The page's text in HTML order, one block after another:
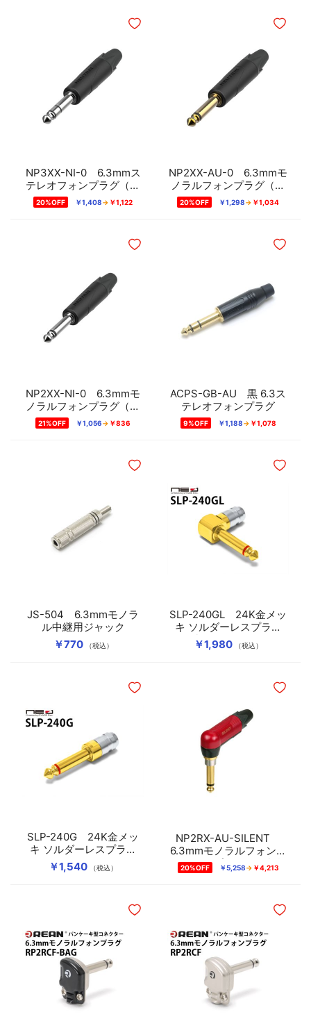
20%OFF ￥1,408 ￥1,122
NP3XX-NI-0 6.3mmス
テレオフォンプラグ（ニ
ッケルメッキ）
ほしいものリストに追加
20%OFF ￥1,298 ￥1,034
NP2XX-AU-0 6.3mmモ
ノラルフォンプラグ（金
メッキ）
ほしい
21%OFF ￥1,056 ￥836
NP2XX-NI-0 6.3mmモ
ノラルフォンプラグ（ニ
ッケルメッキ）
ほしいものリストに追加
9%OFF ￥1,188 ￥1,078
ACPS-GB-AU 黒 6.3ス
テレオフォンプラグ
ほしい
￥770 （税込）
JS-504 6.3mmモノラ
ル中継用ジャック
ほしいものリストに追加
￥1,980 （税込）
SLP-240GL 24K金メッ
キ ソルダーレスプラグ
（L型6.3mmモノラル）
ほしい
￥1,540 （税込）
SLP-240G 24K金メッ
キ ソルダーレスプラグ
（6.3mmモノラル）
ほしいものリストに追加
20%OFF ￥5,258 ￥4,213
NP2RX-AU-SILENT
6.3mmモノラルフォンサ
イレントプラグ（L型/金
メッキ）
ほしい
ほしいものリストに追加 ほしい